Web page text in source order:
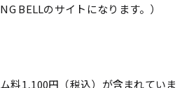
BELLのサイトになります。）
料1,100円（税込）が含まれていま